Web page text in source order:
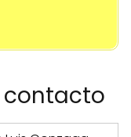
contacto